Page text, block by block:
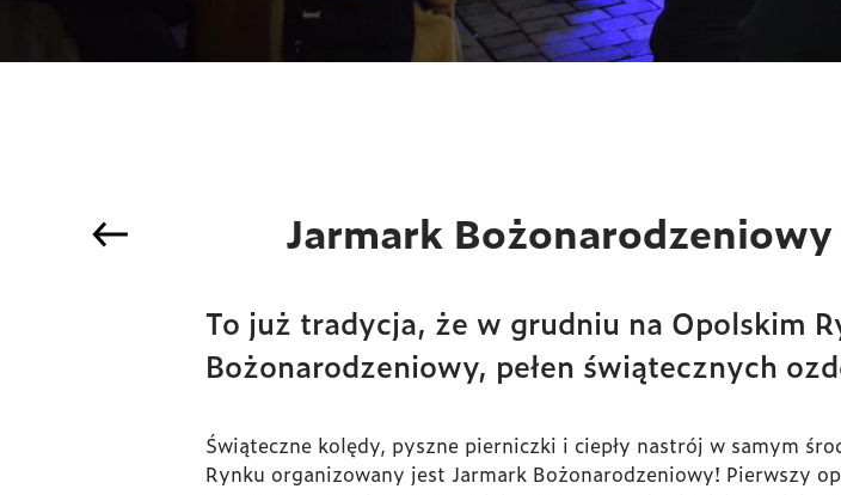
Jarmark Bożonarodzeniowy
To już tradycja, że w grudniu na Opolskim
Bożonarodzeniowy, pełen świątecznych
Świąteczne kolędy, pyszne pierniczki i ciepły nastrój w samym
Rynku organizowany jest Jarmark Bożonarodzeniowy! Pierwszy